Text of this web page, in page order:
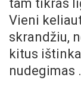
tam tikras
Vieni
skrandžiu,
kitus
nudegimas